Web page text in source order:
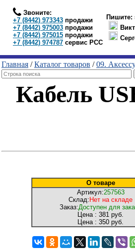
Звоните:
+7 (8442) 973343 продажи
+7 (8442) 975003 продажи
+7 (8442) 975015 продажи
+7 (8442) 974787 сервис РСС
Пишите:
Главная /Каталог товаров /09.
Кабель
О товаре
Артикул:257563
Склад: Нет на складе
Заказ:Доступен для
Цена : 381 руб.
Цена : 350 руб.